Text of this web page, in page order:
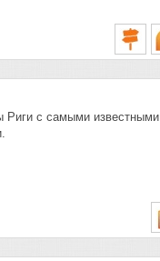
Риги с самыми известными